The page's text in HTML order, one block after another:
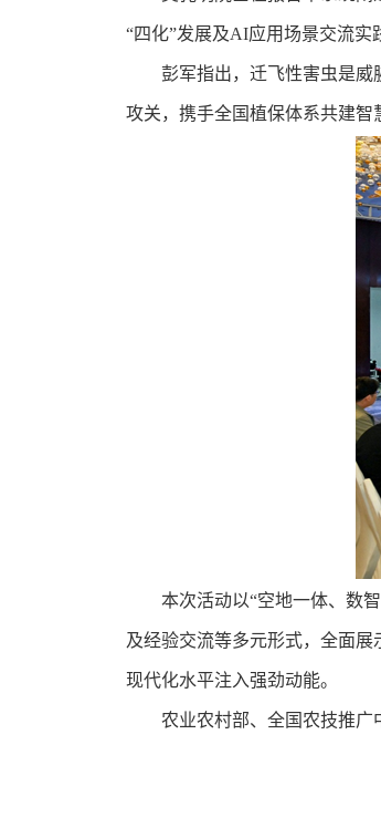
“四化”发展及AI应用场景交流实
彭军指出，迁飞性害虫是威
攻关，携手全国植保体系共建智
本次活动以“空地一体、数
及经验交流等多元形式，全面
现代化水平注入强劲动能。
农业农村部、全国农技推广